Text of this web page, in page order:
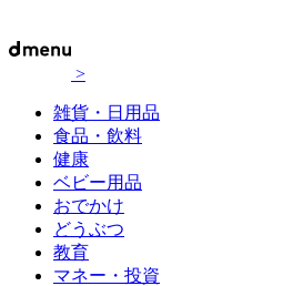
>
雑貨・日用品
食品・飲料
健康
ベビー用品
おでかけ
どうぶつ
教育
マネー・投資